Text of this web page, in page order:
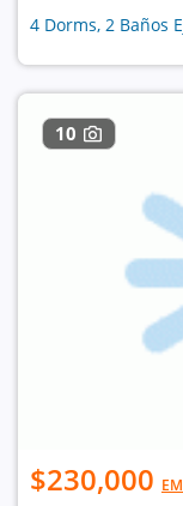
4 Dorms, 2 Baños
10
$230,000